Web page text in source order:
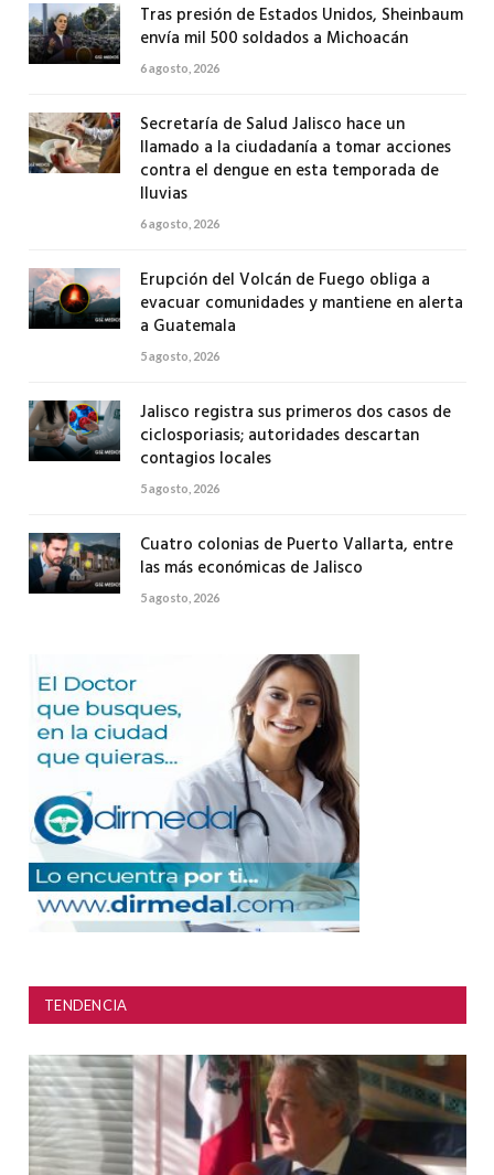
Tras presión de Estados Unidos, Sheinbaum
envía mil 500 soldados a Michoacán
6 agosto, 2026
Secretaría de Salud Jalisco hace un
llamado a la ciudadanía a tomar acciones
contra el dengue en esta temporada de
lluvias
6 agosto, 2026
Erupción del Volcán de Fuego obliga a
evacuar comunidades y mantiene en alerta
a Guatemala
5 agosto, 2026
Jalisco registra sus primeros dos casos de
ciclosporiasis; autoridades descartan
contagios locales
5 agosto, 2026
Cuatro colonias de Puerto Vallarta, entre
las más económicas de Jalisco
5 agosto, 2026
TENDENCIA